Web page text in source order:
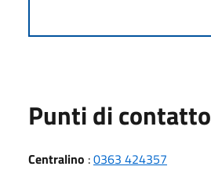
Punti di contatto
Centralino :0363 424357